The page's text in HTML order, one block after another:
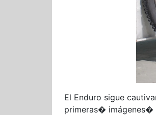
El Enduro sigue
primeras� imágenes�